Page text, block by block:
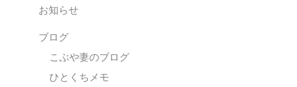
お知らせ
ブログ
こぶや妻のブログ
ひとくちメモ